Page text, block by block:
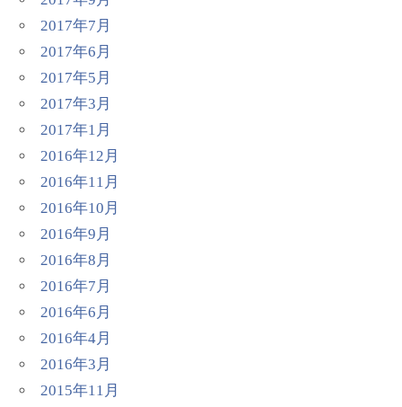
2017年7月
2017年6月
2017年5月
2017年3月
2017年1月
2016年12月
2016年11月
2016年10月
2016年9月
2016年8月
2016年7月
2016年6月
2016年4月
2016年3月
2015年11月